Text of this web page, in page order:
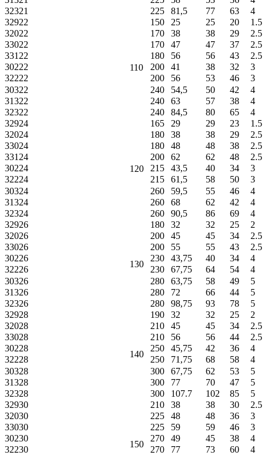
32321
225 81,5 77 63
4
32922
110
150 25 25 20
1.5
32022
170 38 38 29
2.5
33022
170 47 47 37
2.5
33122
180 56 56 43
2.5
30222
200 41 38 32
3
32222
200 56 53 46
3
30322
240 54,5 50 42
4
31322
240 63 57 38
4
32322
240 84,5 80 65
4
32924
120
165 29 29 23
1.5
32024
180 38 38 29
2.5
33024
180 48 48 38
2.5
33124
200 62 62 48
2.5
30224
215 43,5 40 34
3
32224
215 61,5 58 50
3
30324
260 59,5 55 46
4
31324
260 68 62 42
4
32324
260 90,5 86 69
4
32926
130
180 32 32 25
2
32026
200 45 45 34
2.5
33026
200 55 55 43
2.5
30226
230 43,75 40 34
4
32226
230 67,75 64 54
4
30326
280 63,75 58 49
5
31326
280 72 66 44
5
32326
280 98,75 93 78
5
32928
140
190 32 32 25
2
32028
210 45 45 34
2.5
33028
210 56 56 44
2.5
30228
250 45,75 42 36
4
32228
250 71,75 68 58
4
30328
300 67,75 62 53
5
31328
300 77 70 47
5
32328
300 107.7 102 85
5
32930
150
210 38 38 30
2.5
32030
225 48 48 36
3
33030
225 59 59 46
3
30230
270 49 45 38
4
32230
270 77 73 60
4